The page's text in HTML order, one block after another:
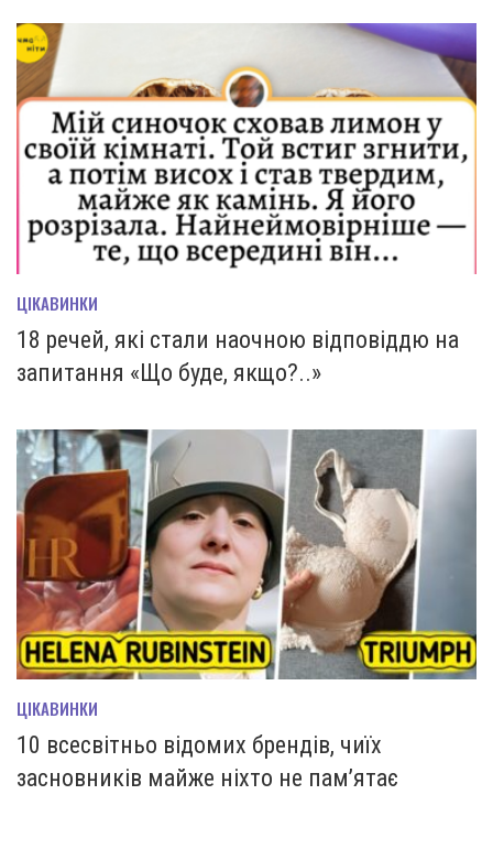
ЦІКАВИНКИ
18 речей, які стали наочною відповіддю на
запитання «Що буде, якщо?..»
ЦІКАВИНКИ
10 всесвітньо відомих брендів, чиїх
засновників майже ніхто не пам’ятає